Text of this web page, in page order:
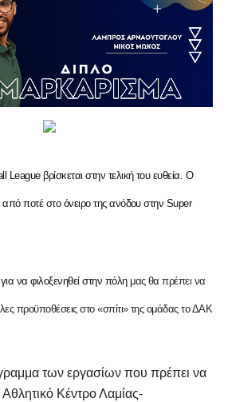
βρίσκεται στην τελική του ευθεία. Ο
από ποτέ στο όνειρο της ανόδου στην Super
να φιλοξενηθεί στην πόλημας θα πρέπει να
προϋποθέσεις στο «σπίτι» της ομάδας το ΔΑΚ
των εργασίων που πρέπει να
Κέντρο Λαμίας-